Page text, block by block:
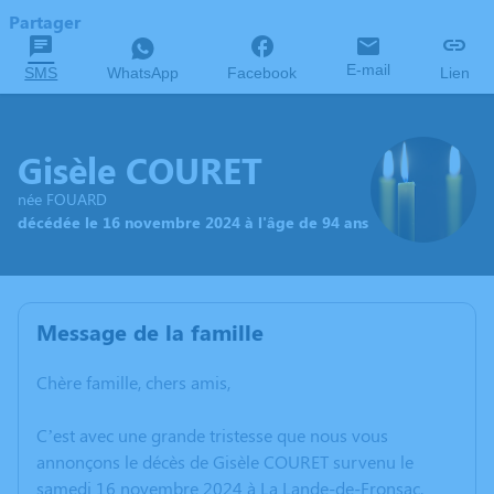
Partager
SMS WhatsApp Facebook E-mail Lien
Gisèle COURET
née FOUARD
décédée le 16 novembre 2024 à l'âge de 94 ans
Message de la famille
Chère famille, chers amis,
C’est avec une grande tristesse que nous vous
annonçons le décès de Gisèle COURET survenu le
samedi 16 novembre 2024 à La Lande-de-Fronsac.